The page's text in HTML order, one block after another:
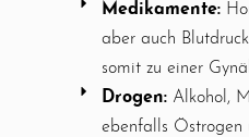
Medikamente:
aber auch
somit zu einer
Drogen:Alkohol,
ebenfalls Östrogen